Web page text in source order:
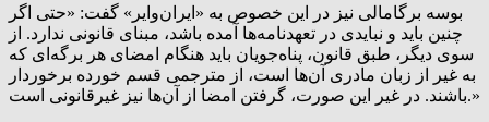
بوسه برگامالی نیز در این خصوص به «ایران‌وایر» گفت: «حتی اگر
چنین باید و نبایدی در تعهدنامه‌ها آمده باشد، مبنای قانونی ندارد. از
سوی دیگر، طبق قانون، پناه‌جویان باید هنگام امضای هر برگه‌ای که
به غیر از زبان مادری آن‌ها است، از مترجمی قسم خورده برخوردار
باشند. در غیر این صورت، گرفتن امضا از آن‌ها نیز غیرقانونی است.»